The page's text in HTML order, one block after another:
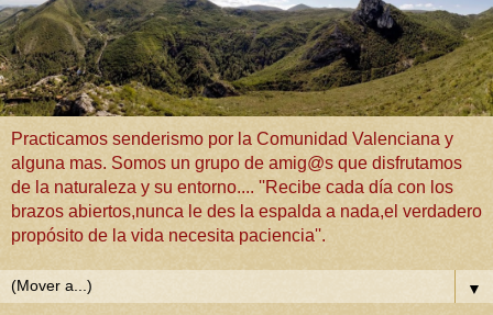
Practicamos senderismo por la Comunidad Valenciana y
alguna mas. Somos un grupo de amig@s que disfrutamos
de la naturaleza y su entorno.... ''Recibe cada día con los
brazos abiertos,nunca le des la espalda a nada,el verdadero
propósito de la vida necesita paciencia''.
▼